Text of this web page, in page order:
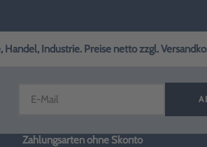
Industrie. Preise netto zzgl.
Zahlungsarten ohne Skonto